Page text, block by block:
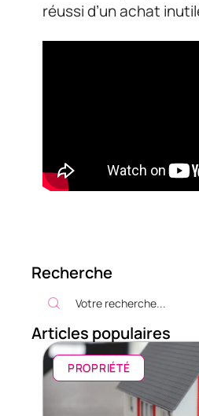
réussi d’un achat
Recherche
Articles populaires
PROPRIÉTÉ